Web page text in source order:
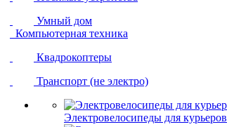
Умный дом
Компьютерная техника
Квадрокоптеры
Транспорт (не электро)
Электровелосипеды для курьеров